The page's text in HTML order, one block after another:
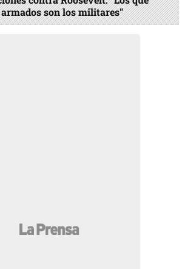
son los militares"